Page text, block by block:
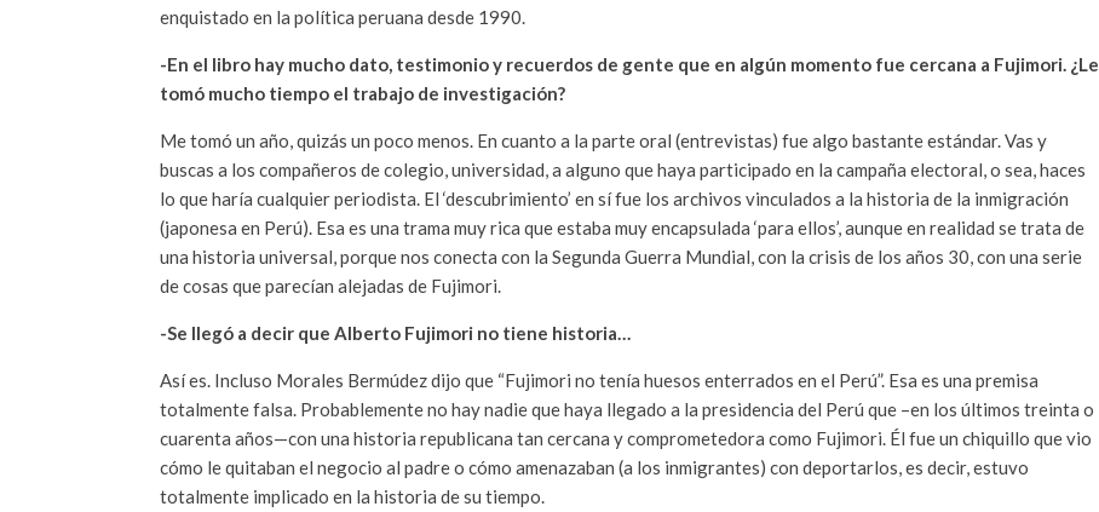
enquistado en la política peruana desde 1990.
-En el libro hay mucho dato, testimonio y recuerdos de gente que en algún momento fue cercana a Fujimori. ¿Le
tomó mucho tiempo el trabajo de investigación?
Me tomó un año, quizás un poco menos. En cuanto a la parte oral (entrevistas) fue algo bastante estándar. Vas y
buscas a los compañeros de colegio, universidad, a alguno que haya participado en la campaña electoral, o sea, haces
lo que haría cualquier periodista. El ‘descubrimiento’ en sí fue los archivos vinculados a la historia de la inmigración
(japonesa en Perú). Esa es una trama muy rica que estaba muy encapsulada ‘para ellos’, aunque en realidad se trata de
una historia universal, porque nos conecta con la Segunda Guerra Mundial, con la crisis de los años 30, con una serie
de cosas que parecían alejadas de Fujimori.
-Se llegó a decir que Alberto Fujimori no tiene historia…
Así es. Incluso Morales Bermúdez dijo que “Fujimori no tenía huesos enterrados en el Perú”. Esa es una premisa
totalmente falsa. Probablemente no hay nadie que haya llegado a la presidencia del Perú que –en los últimos treinta o
cuarenta años—con una historia republicana tan cercana y comprometedora como Fujimori. Él fue un chiquillo que vio
cómo le quitaban el negocio al padre o cómo amenazaban (a los inmigrantes) con deportarlos, es decir, estuvo
totalmente implicado en la historia de su tiempo.